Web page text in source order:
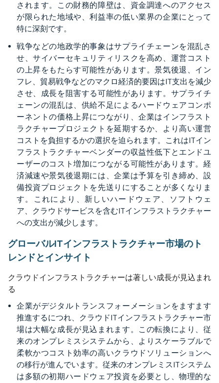
されます。この財務的障壁は、資金調達へのアクセス
が限られた地域や、利益率の低い業界の企業にとって
特に深刻です。
戦争などの地政学的事象はサプライチェーンを混乱さ
せ、サイバーセキュリティリスクを高め、運営コスト
の上昇をもたらす可能性があります。景気後退、イン
フレ、貿易戦争などのマクロ経済的要因はIT支出を減少
させ、成長を阻害する可能性があります。サプライチ
ェーンの混乱は、供給不足によるハードウェアコンポ
ーネントの価格上昇につながり、企業はインフラスト
ラクチャープロジェクトを延期するか、より高い運営
コストを負担するかの選択を迫られます。これはITイン
フラストラクチャーベンダーの収益性低下とエンドユ
ーザーのコスト増加につながる可能性があります。経
済減速や景気後退期には、企業は予算を引き締め、設
備投資プロジェクトを先送りにすることが多くなりま
す。これにより、新しいハードウェア、ソフトウェ
ア、クラウドサービスを含むITインフラストラクチャー
への支出が減少します。
グローバルITインフラストラクチャー市場のト
レンドとインサイト
クラウドインフラストラクチャーは著しい成長が見込まれ
る
企業がデジタルトランスフォーメーションをますます
推進するにつれ、クラウドITインフラストラクチャー市
場は大幅な成長が見込まれます。この転換により、従
来のオンプレミスシステムから、よりスケーラブルで
柔軟かつコスト効率の高いクラウドソリューションへ
の移行が進んでいます。従来のオンプレミスITシステム
は多額の初期ハードウェア投資を必要とし、物理的な